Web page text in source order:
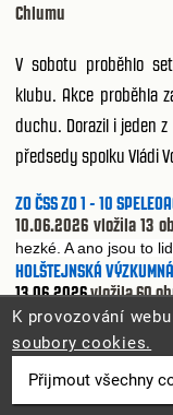
Chlumu
V sobotu proběhlo
klubu. Akce proběhla
duchu. Dorazil i jeden
předsedy spolku Vládi
ZO ČSS ZO 1 - 10
10.06.2026 vložila 13
hezké. A ano jsou to
HOLŠTEJNSKÁ
13.06.2026vložila 60
Neuvěřitelné, co
za jeden den. Nahoře
výzkumná skupina
12.06.2026vložila 4
Trativodná jeskyněje
K provozování
soubory cookies.
Přijmout všechny